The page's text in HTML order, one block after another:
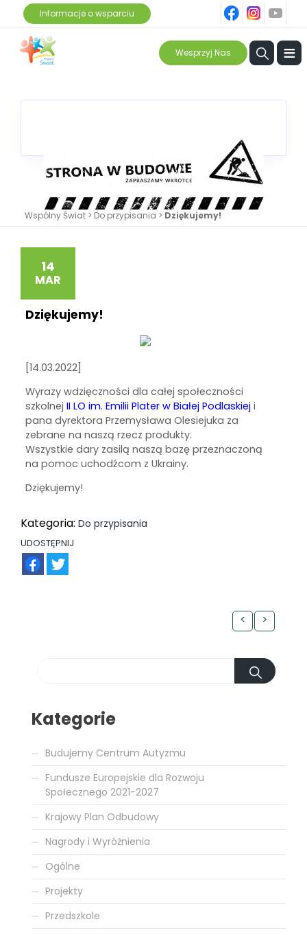
Informacje o wsparciu
ins
Wesprzyj Nas ≡
Wspólny Świat > Do przypisania > Dziękujemy!
14
MAR
Dziękujemy!
[14.03.2022]
Wyrazy wdzięczności dla całej społeczności
szkolnejII LO im. Emilii Plater w Białej Podlaskiej i
pana dyrektora Przemysława Olesiejuka za
zebrane na naszą rzecz produkty.
Wszystkie dary zasilą naszą bazę przeznaczoną
na pomoc uchodźcom z Ukrainy.
Dziękujemy!
Kategoria: Do przypisania
UDOSTĘPNIJ
< >
Kategorie
Budujemy Centrum Autyzmu
Fundusze Europejskie dla Rozwoju
Społecznego 2021-2027
Krajowy Plan Odbudowy
Nagrody i Wyróżnienia
Ogólne
Projekty
Przedszkole